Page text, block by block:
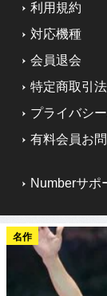
利用規約
対応機種
会員退会
特定商取引
プライバシ
有料会員お
Numberサポ
名作